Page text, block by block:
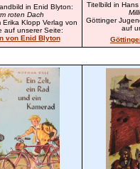
in Enid Blyton:
roten Dach
Erika Klopp Verlag von
auf unserer Seite:
von Enid Blyton
Titelbild in Hans
Göttinger
auf